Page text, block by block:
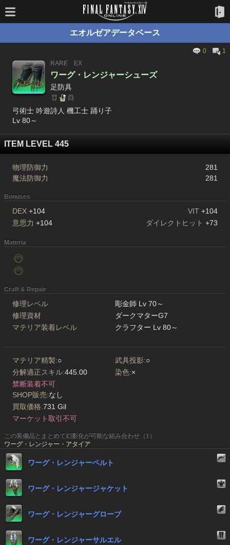
エオルゼアデータベース
0
1
RARE
EX
ワーグ・レンジャーシューズ
足防具
弓術士 吟遊詩人 機工士 踊り子
Lv 80～
ITEM LEVEL 445
物理防御力
281
魔法防御力
281
Bonuses
DEX +104 VIT +104
意思力 +104 ダイレクトヒット +73
Materia
Craft & Repair
修理レベル
彫金師 Lv 70～
修理資材
ダークマターG7
マテリア装着レベル
クラフター Lv 80～
マテリア精製:○ 武具投影:○
分解適正スキル:445.00 染色:×
禁断装着不可
SHOP販売:なし
買取価格:731 Gil
マーケット取引不可
この装備品とまとめて幻影化が可能な組み合わせ（1）
ワーグ・レンジャー・アタイア
ワーグ・レンジャーペルト
ワーグ・レンジャージャケット
ワーグ・レンジャーグローブ
ワーグ・レンジャーサルエル